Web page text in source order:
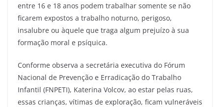
entre 16 e 18 anos podem trabalhar somente se não
ficarem expostos a trabalho noturno, perigoso,
insalubre ou àquele que traga algum prejuízo à sua
formação moral e psíquica.
Conforme observa a secretária executiva do Fórum
Nacional de Prevenção e Erradicação do Trabalho
Infantil (FNPETI), Katerina Volcov, ao estar pelas ruas,
essas crianças, vítimas de exploração, ficam vulneráveis